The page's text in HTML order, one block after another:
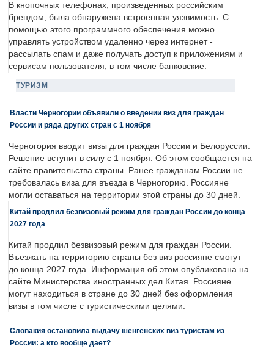
В кнопочных телефонах, произведенных российским
брендом, была обнаружена встроенная уязвимость. С
помощью этого программного обеспечения можно
управлять устройством удаленно через интернет -
рассылать спам и даже получать доступ к приложениям и
сервисам пользователя, в том числе банковские.
ТУРИЗМ
Власти Черногории объявили о введении виз для граждан
России и ряда других стран с 1 ноября
Черногория вводит визы для граждан России и Белоруссии.
Решение вступит в силу с 1 ноября. Об этом сообщается на
сайте правительства страны. Ранее гражданам России не
требовалась виза для въезда в Черногорию. Россияне
могли оставаться на территории этой страны до 30 дней.
Китай продлил безвизовый режим для граждан России до конца
2027 года
Китай продлил безвизовый режим для граждан России.
Въезжать на территорию страны без виз россияне смогут
до конца 2027 года. Информация об этом опубликована на
сайте Министерства иностранных дел Китая. Россияне
могут находиться в стране до 30 дней без оформления
визы в том числе с туристическими целями.
Словакия остановила выдачу шенгенских виз туристам из
России: а кто вообще дает?